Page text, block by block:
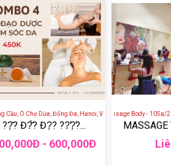
Phụng, Đống Đa, Hà Nội, Việt Nam
Ô Chợ Dừa, Đống Đa, Hanoi, Vietnam
??̣̂? Đ?̂̀? Đ?̣? ??̛?̛̣?...
- 600,000Đ
Gội Đầu Dưỡng Sinh Massage Body - 105a/2 Hồ